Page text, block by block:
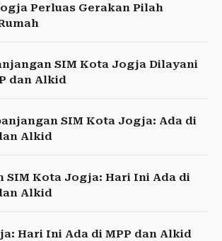
Perluas Gerakan Pilah
SIM Kota Jogja Dilayani
dan Alkid
SIM Kota Jogja: Ada di
Alkid
SIM Kota Jogja: Hari Ini Ada di
Alkid
Hari Ini Ada di MPP dan Alkid